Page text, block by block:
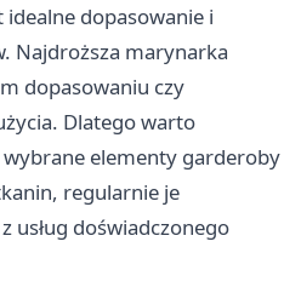
idealne dopasowanie i
Najdroższa marynarka
dopasowaniu czy
Dlatego warto
elementy garderoby
regularnie je
usług doświadczonego